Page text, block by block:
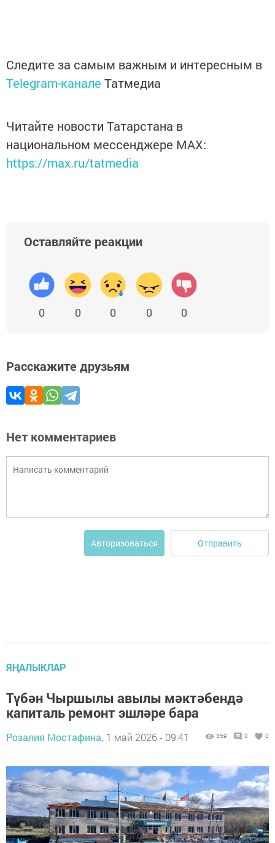
Следите за самым важным и интересным в
Telegram-канале Татмедиа
Читайте новости Татарстана в
национальном мессенджере MАХ:
https://max.ru/tatmedia
Оставляйте реакции
0 0 0 0 0
Расскажите друзьям
Нет комментариев
Авторизоваться Отправить
ЯҢАЛЫКЛАР
Түбән Чыршылы авылы мәктәбендә
капиталь ремонт эшләре бара
Розалия Мостафина, 1 май 2026 - 09:41 359 0 0